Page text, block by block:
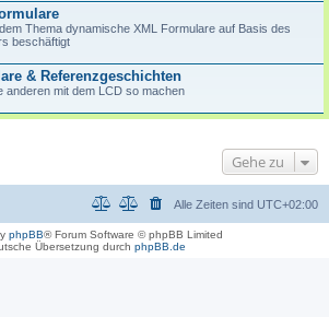
Thema dynamische XML Formulare auf Basis des
beschäftigt
& Referenzgeschichten
anderen mit dem LCD so machen
Gehe zu
Alle Zeiten sind UTC+02:00
phpBB® Forum Software © phpBB Limited
Übersetzung durch phpBB.de